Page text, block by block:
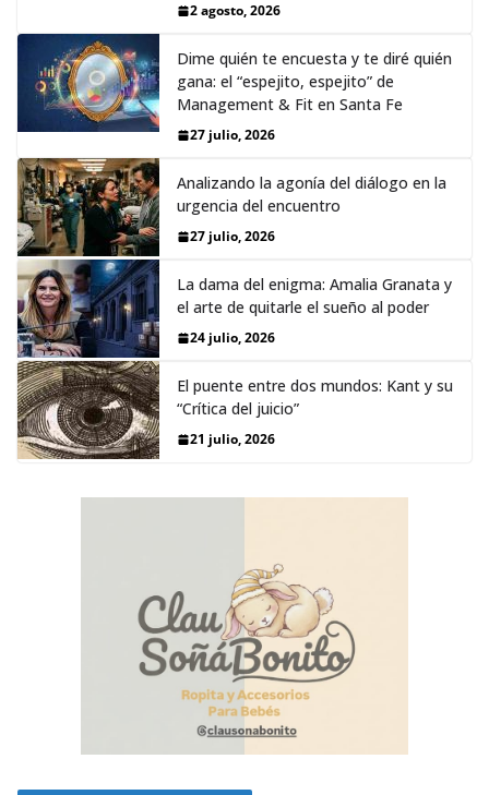
2 agosto, 2026
Dime quién te encuesta y te diré quién
gana: el “espejito, espejito” de
Management & Fit en Santa Fe
27 julio, 2026
Analizando la agonía del diálogo en la
urgencia del encuentro
27 julio, 2026
La dama del enigma: Amalia Granata y
el arte de quitarle el sueño al poder
24 julio, 2026
El puente entre dos mundos: Kant y su
“Crítica del juicio”
21 julio, 2026